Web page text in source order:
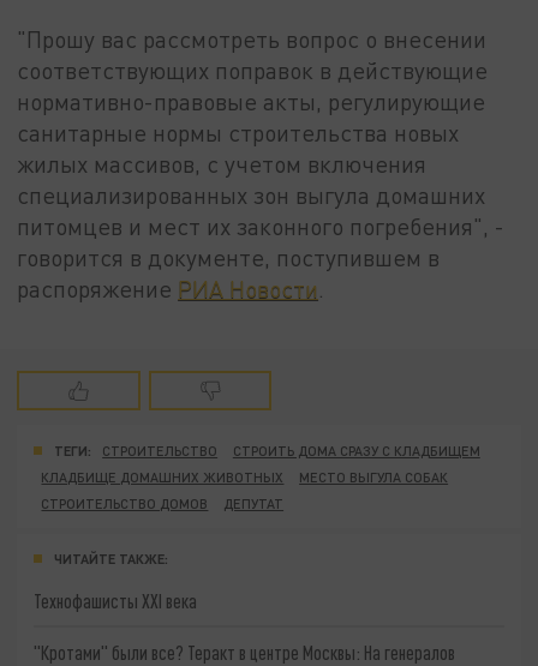
"Прошу вас рассмотреть вопрос о внесении
соответствующих поправок в действующие
нормативно-правовые акты, регулирующие
санитарные нормы строительства новых
жилых массивов, с учетом включения
специализированных зон выгула домашних
питомцев и мест их законного погребения", -
говорится в документе, поступившем в
распоряжение РИА Новости
ТЕГИ: СТРОИТЕЛЬСТВО
СТРОИТЬ ДОМА СРАЗУ С КЛАДБИЩЕМ
КЛАДБИЩЕ ДОМАШНИХ ЖИВОТНЫХ
МЕСТО ВЫГУЛА СОБАК
СТРОИТЕЛЬСТВО ДОМОВ
ДЕПУТАТ
ЧИТАЙТЕ ТАКЖЕ:
Технофашисты XXI века
"Кротами" были все? Теракт в центре Москвы: На генералов